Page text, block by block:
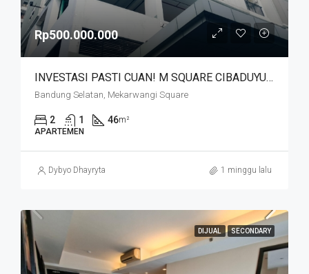
Rp500.000.000
INVESTASI PASTI CUAN! M SQUARE CIBADUYUT DEKAT MEKARWANGI
Bandung Selatan, Mekarwangi Square
2 1 46m²
APARTEMEN
Dybyo Dhayryta 1 minggu lalu
DIJUAL SECONDARY